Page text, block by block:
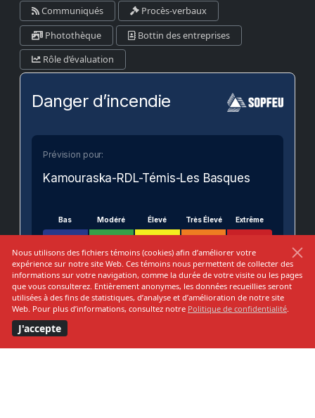
MUNICIPALITÉ DE
Saint-Épiphane
220, rue du Couvent
Communiqués
Procès-verbaux
Photothèque
Bottin des entreprises
Rôle d’évaluation
Danger d’incendie
Prévision pour:
Kamouraska-RDL-Témis-Les Basques
Bas Modéré Élevé Très Élevé Extrême
VOIR SUR LA CARTE
Nous utilisons des fichiers témoins (cookies) afin d’améliorer votre
expérience sur notre site Web. Ces témoins nous permettent de collecter des
informations sur votre navigation, comme la durée de votre visite ou les pages
que vous consulterez. Entièrement anonymes, les données recueillies seront
utilisées à des fins de statistiques, d’analyse et d’amélioration de notre site
Web. Pour plus d’informations, consultez notre Politique de confidentialité.
J'accepte